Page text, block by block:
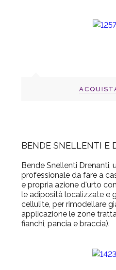
BENDE SNELLENTI E
Bende Snellenti Drenanti,
professionale da fare a
e propria azione d'urto
le adiposità localizzate e
cellulite, per rimodellare
applicazione le zone
fianchi, pancia e braccia).